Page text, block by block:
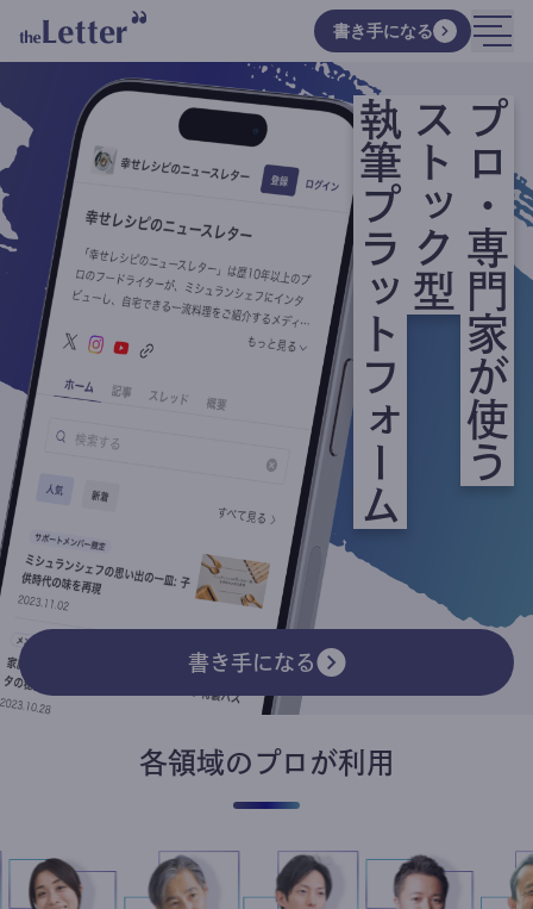
書き手になる
プロ・専門家が使う
ストック型
執筆プラットフォーム
書き手になる
各領域のプロが利用